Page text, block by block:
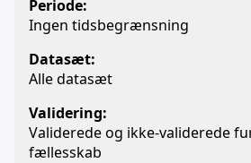
Periode:
Ingen tidsbegrænsning
Datasæt:
Alle datasæt
Validering:
Validerede og ikke-validerede
fællesskab